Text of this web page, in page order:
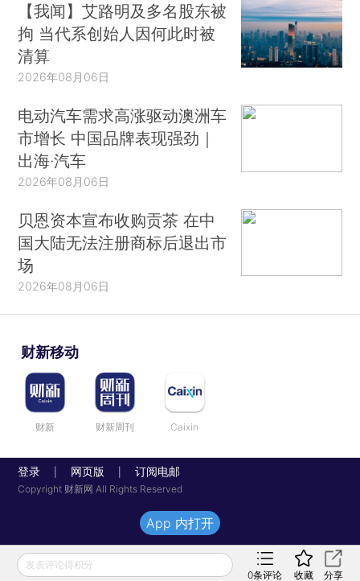
【我闻】艾路明及多名股东被
拘 当代系创始人因何此时被
清算
2026年08月06日
电动汽车需求高涨驱动澳洲车
市增长 中国品牌表现强劲｜
出海·汽车
2026年08月06日
贝恩资本宣布收购贡茶 在中
国大陆无法注册商标后退出市
场
2026年08月06日
财新移动
财新 财新周刊 Caixin
登录 网页版 订阅电邮
Copyright 财新网 All Rights Reserved
发表评论得积分
0条评论 收藏 分享
App 内打开